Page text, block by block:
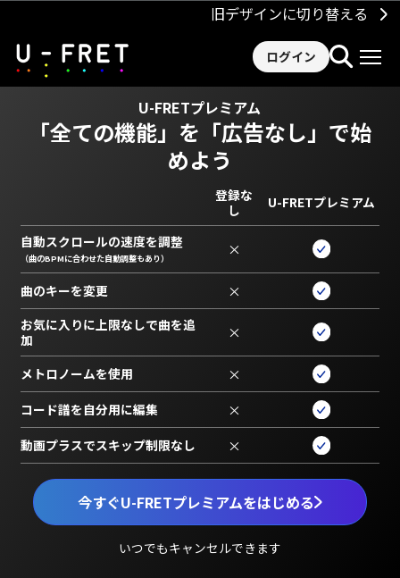
旧デザインに切り替える
ログイン
U-FRETプレミアム
「全ての機能」を 「広告なし」で始
めよう
今すぐU-FRETプレミアムをはじめる
いつでもキャンセルできます
登録な
し
U-FRETプレミアム
自動スクロールの速度を調整
（曲のBPMに合わせた自動調整もあり） ×
曲のキーを変更 ×
お気に入りに上限なしで曲を追
加
×
メトロノームを使用 ×
コード譜を自分用に編集 ×
動画プラスでスキップ制限なし ×